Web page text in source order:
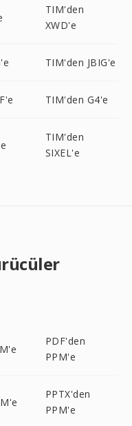
TIM'den
XWD'e
TIM'den JBIG'e
TIM'den G4'e
TIM'den
SIXEL'e
PDF'den
PPM'e
PPTX'den
PPM'e